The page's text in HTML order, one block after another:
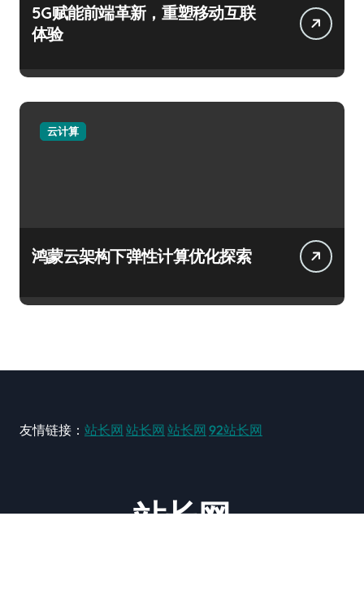
5G赋能前端革新，重塑移动互联
体验
云计算
鸿蒙云架构下弹性计算优化探索
友情链接： 站长网 站长网 站长网 92站长网
站长网